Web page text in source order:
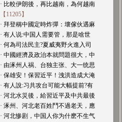
· 比較伊朗後，再比越南，為何越南
【11205】
· 拜登稱中國定時炸彈：壞傢伙遇麻
· 有人说:中国人需要管，那是啥世
· 何為司法民主?夏威夷野火進入司
· 中國經濟及政治本就問題很大，中
· 由涿州人祸、台独主张、大一统思
· 保雄安！保習近平！洩洪造成大淹
· 有人說:习共攻台可能大幅提前?有
· 河北水災後，給習近平及中共最後
· 涿州、河北老百姓鬥不過老天，應
· 河北惨剧，中国人你为什麽不生气